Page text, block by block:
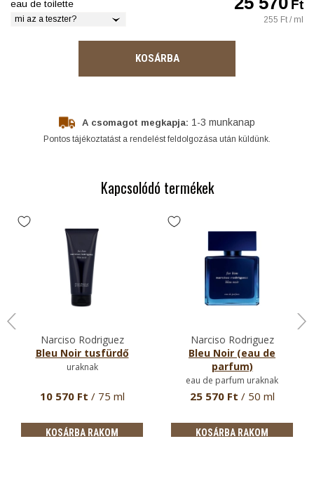
eau de toilette
mi az a teszter?
Ft
255 Ft / ml
KOSÁRBA
A csomagot megkapja: 1-3 munkanap
Pontos tájékoztatást a rendelést feldolgozása után küldünk.
Kapcsolódó termékek
Narciso Rodriguez
Bleu Noir tusfürdő
uraknak
10 570 Ft / 75 ml
KOSÁRBA RAKOM
Narciso Rodriguez
Bleu Noir (eau de
parfum)
eau de parfum uraknak
25 570 Ft / 50 ml
KOSÁRBA RAKOM